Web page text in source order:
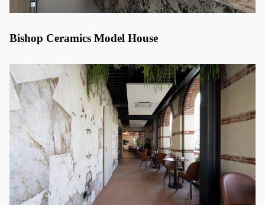
Bishop Ceramics Model House